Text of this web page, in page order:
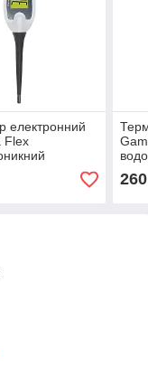
електронний
Flex
260